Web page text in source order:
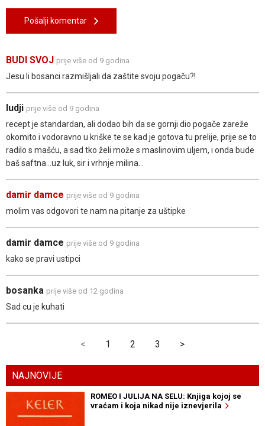
Pošalji komentar
BUDI SVOJ prije više od 9 godina
Jesu li bosanci razmišljali da zaštite svoju pogaču?!
ludji prije više od 9 godina
recept je standardan, ali dodao bih da se gornji dio pogače zareže
okomito i vodoravno u kriške te se kad je gotova tu prelije, prije se to
radilo s mašću, a sad tko želi može s maslinovim uljem, i onda bude
baš saftna...uz luk, sir i vrhnje milina...
damir damce prije više od 9 godina
molim vas odgovori te nam na pitanje za uštipke
damir damce prije više od 9 godina
kako se pravi ustipci
bosanka prije više od 12 godina
Sad cu je kuhati
< 1 2 3 >
NAJNOVIJE
ROMEO I JULIJA NA SELU: Knjiga kojoj se
vraćam i koja nikad nije iznevjerila